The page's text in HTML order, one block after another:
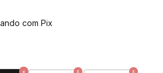
com Pix